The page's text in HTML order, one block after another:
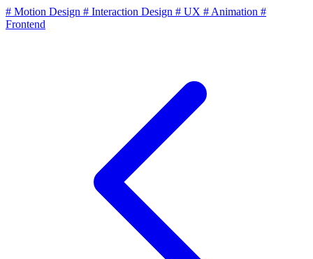
# Motion Design # Interaction Design # UX # Animation #
Frontend